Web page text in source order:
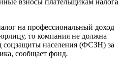
на профессиональный доход
то компания не должна
соцзащиты населения (ФСЗН) за
сообщает фонд.